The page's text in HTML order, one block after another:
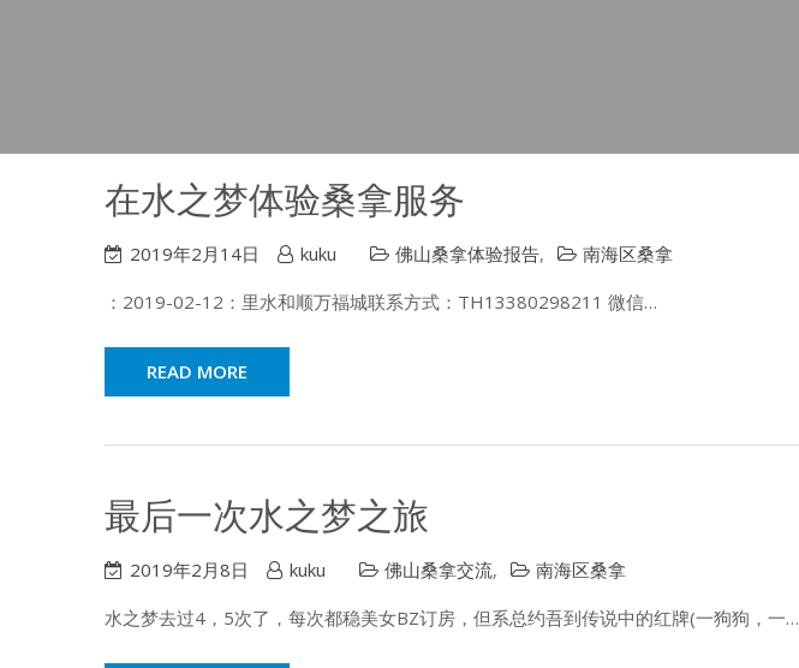
在水之梦体验桑拿服务
2019年2月14日 kuku 佛山桑拿体验报告,
南海区桑拿
：2019-02-12：里水和顺万福城联系方式：TH13380298211 微信…
READ MORE
最后一次水之梦之旅
2019年2月8日 kuku 佛山桑拿交流,
南海区桑拿
水之梦去过4，5次了，每次都稳美女BZ订房，但系总约吾到传说中的红牌(一狗狗，一…